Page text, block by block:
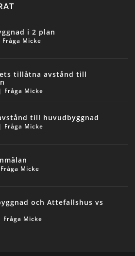
i 2 plan
Fråga Micke
tillåtna avstånd till
| Fråga Micke
till huvudbyggnad
| Fråga Micke
Fråga Micke
och Attefallshus vs
Fråga Micke